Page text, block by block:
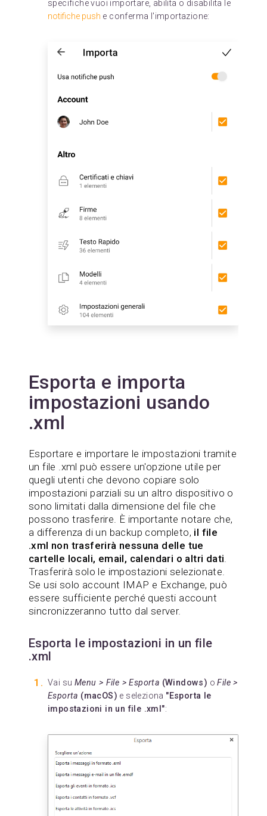
specifiche vuoi importare, abilita o disabilita le
notifiche push e conferma l'importazione:
Esporta e importa
impostazioni usando
.xml
Esportare e importare le impostazioni tramite
un file .xml può essere un'opzione utile per
quegli utenti che devono copiare solo
impostazioni parziali su un altro dispositivo o
sono limitati dalla dimensione del file che
possono trasferire. È importante notare che,
a differenza di un backup completo, il file
.xml non trasferirà nessuna delle tue
cartelle locali, email, calendari o altri dati.
Trasferirà solo le impostazioni selezionate.
Se usi solo account IMAP e Exchange, può
essere sufficiente perché questi account
sincronizzeranno tutto dal server.
Esporta le impostazioni in un file
.xml
Vai su Menu > File > Esporta (Windows) oFile >
Esporta (macOS) e seleziona "Esporta le
impostazioni in un file .xml":